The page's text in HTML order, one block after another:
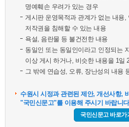
명예훼손 우려가 있는 경우
게시판 운영목적과 관계가 없는 내용,
저작권을 침해할 수 있는 내용
욕설, 음란물 등 불건전한 내용
동일인 또는 동일인이라고 인정되는
이상 게시 하거나, 비슷한 내용을 1일
그 밖에 연습성, 오류, 장난성의 내용
수원시 시정과 관련된 제안, 개선사항,
"국민신문고"를 이용해 주시기 바랍니
국민신문고 바로가